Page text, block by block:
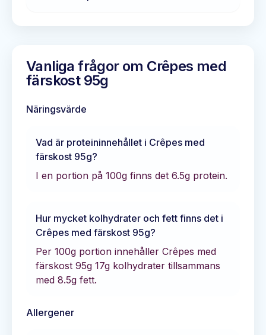
Vanliga frågor om Crêpes med
färskost 95g
Näringsvärde
Vad är proteininnehållet i Crêpes med
färskost 95g?
I en portion på 100g finns det 6.5g protein.
Hur mycket kolhydrater och fett finns det i
Crêpes med färskost 95g?
Per 100g portion innehåller Crêpes med
färskost 95g 17g kolhydrater tillsammans
med 8.5g fett.
Allergener